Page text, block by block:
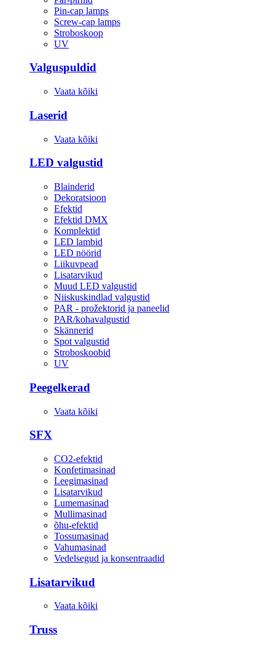
Pin-cap lamps
Screw-cap lamps
Stroboskoop
UV
Valguspuldid
Vaata kõiki
Laserid
Vaata kõiki
LED valgustid
Blainderid
Dekoratsioon
Efektid
Efektid DMX
Komplektid
LED lambid
LED nöörid
Liikuvpead
Lisatarvikud
Muud LED valgustid
Niiskuskindlad valgustid
PAR - prožektorid ja paneelid
PAR/kohavalgustid
Skännerid
Spot valgustid
Stroboskoobid
UV
Peegelkerad
Vaata kõiki
SFX
CO2-efektid
Konfetimasinad
Leegimasinad
Lisatarvikud
Lumemasinad
Mullimasinad
õhu-efektid
Tossumasinad
Vahumasinad
Vedelsegud ja konsentraadid
Lisatarvikud
Vaata kõiki
Truss